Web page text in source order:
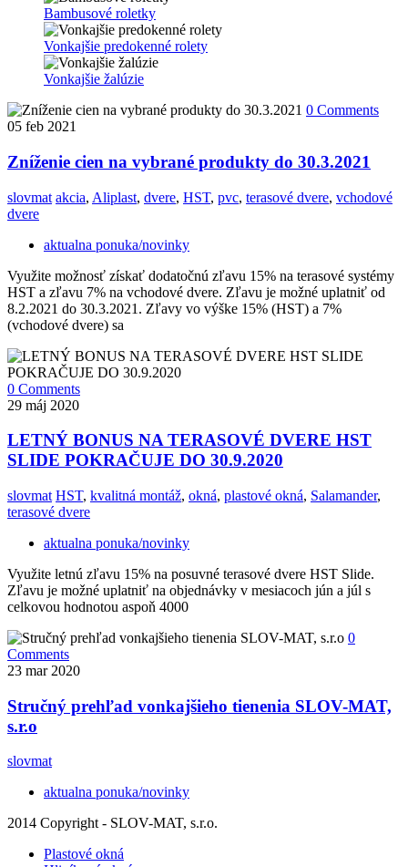
Bambusové roletky
Vonkajšie predokenné rolety
Vonkajšie žalúzie
0 Comments
05 feb 2021
Zníženie cien na vybrané produkty do 30.3.2021
slovmat akcia, Aliplast, dvere, HST, pvc, terasové dvere, vchodové
dvere
aktualna ponuka/novinky
Využite možnosť získať dodatočnú zľavu 15% na terasové systémy
HST a zľavu 7% na vchodové dvere. Zľavu je možné uplatniť od
8.2.2021 do 30.3.2021. Zľavy vo výške 15% (HST) a 7%
(vchodové dvere) sa
0 Comments
29 máj 2020
LETNÝ BONUS NA TERASOVÉ DVERE HST
SLIDE POKRAČUJE DO 30.9.2020
slovmat HST, kvalitná montáž, okná, plastové okná, Salamander,
terasové dvere
aktualna ponuka/novinky
Využite letnú zľavu 15% na posuvné terasové dvere HST Slide.
Zľavu je možné uplatniť na objednávky v mesiacoch jún a júl s
celkovou hodnotou aspoň 4000
0
Comments
23 mar 2020
Stručný prehľad vonkajšieho tienenia SLOV-MAT,
s.r.o
slovmat
aktualna ponuka/novinky
2014 Copyright - SLOV-MAT, s.r.o.
Plastové okná